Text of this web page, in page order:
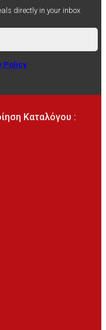
directly in your inbox
Policy
Καταλόγου :